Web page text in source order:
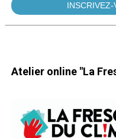
INSCRIVEZ-
Atelier online "La